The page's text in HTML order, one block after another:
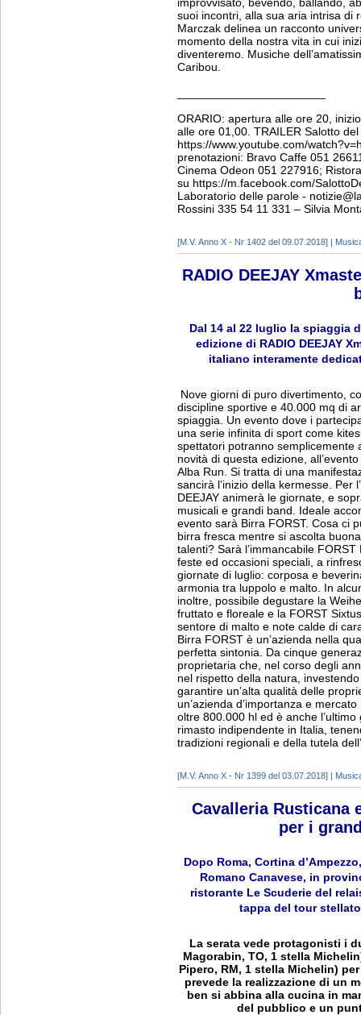
suoi incontri, alla sua aria intrisa di
Marczak delinea un racconto
momento della nostra vita in cui
diventeremo. Musiche
Caribou.
ORARIO: apertura alle ore 20,
alle ore 01,00. TRAILER Salotto
https://www.youtube.com/
prenotazioni: Bravo Caffe 051
Cinema Odeon 051 227916;
su https://m.facebook.com/
Laboratorio delle parole -
Rossini 335 54 11 331 – Silvia
[M.V. Anno X - Nr 1402 del 09.07.2018] |
RADIO DEEJAY
Dal 14 al 22 luglio la spiaggia
edizione di RADIO DEEJAY
italiano interamente
Nove giorni di puro divertimento,
discipline sportive e 40.000 mq di
spiaggia. Un evento dove i
una serie infinita di sport come
spettatori potranno semplicemente
novità di questa edizione,
Alba Run. Si tratta di una
sancirà l’inizio della kermesse. Per
DEEJAY animerà le giornate, e
musicali e grandi band. Ideale
evento sarà Birra FORST. Cosa ci
birra fresca mentre si ascolta
talenti? Sarà l’immancabile
feste ed occasioni speciali, a
giornate di luglio: corposa e
armonia tra luppolo e malto. In
inoltre, possibile degustare la
fruttato e floreale e la FORST
sentore di malto e note calde di
Birra FORST è un’azienda nella
perfetta sintonia. Da cinque
proprietaria che, nel corso degli
nel rispetto della natura,
garantire un’alta qualità delle
un’azienda d’importanza e
oltre 800.000 hl ed è anche
rimasto indipendente in Italia,
tradizioni regionali e della tutela
[M.V. Anno X - Nr 1399 del 03.07.2018] |
Cavalleria Rusticana
per i
Dopo Roma, Cortina
Romano Canavese, in
ristorante Le Scuderie del
tappa del tour stellato
La serata vede protagonisti i
Magorabin, TO, 1 stella
Pipero, RM, 1 stella Michelin)
prevede la realizzazione di un
ben si abbina alla cucina in
del pubblico e un